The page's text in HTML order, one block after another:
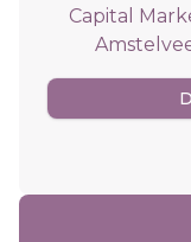
Capital